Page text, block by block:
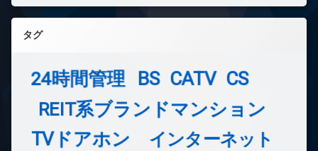
タグ
24時間管理 BS CATV CS
REIT系ブランドマンション
TVドアホン インターネット